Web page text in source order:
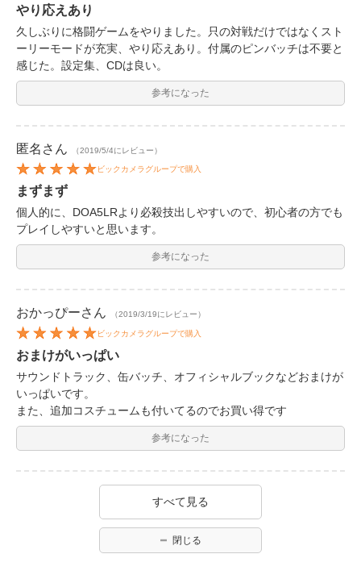
やり応えあり
久しぶりに格闘ゲームをやりました。只の対戦だけではなくスト
ーリーモードが充実、やり応えあり。付属のピンバッチは不要と
感じた。設定集、CDは良い。
参考になった
匿名 さん （2019/5/4にレビュー）
ビックカメラグループで購入
まずまず
個人的に、DOA5LRより必殺技出しやすいので、初心者の方でも
プレイしやすいと思います。
参考になった
おかっぴーさん （2019/3/19にレビュー）
ビックカメラグループで購入
おまけがいっぱい
サウンドトラック、缶バッチ、オフィシャルブックなどおまけが
いっぱいです。
また、追加コスチュームも付いてるのでお買い得です
参考になった
すべて見る
閉じる